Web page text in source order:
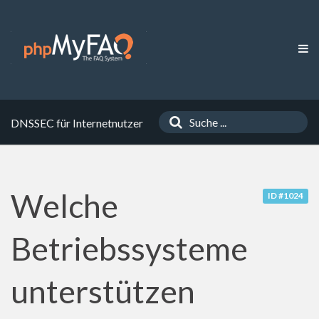
DNSSEC für Internetnutzer
ID #1024
Welche
Betriebssysteme
unterstützen